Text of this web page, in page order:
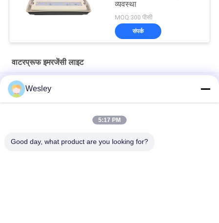
व्यवस्था
MOQ:300 पीसी
संपर्क
वाटरप्रूफ इमरजेंसी लाइट
ऊर्जा बचाने वाली प्लास्टिक वाटरप्रूफ इमरजेंसी लाइट 3 साल की वारंटी के साथ
5W IP65 वाटरप्रूफ एलईडी आपातकालीन बल्कड लाइट 3 साल की वारंटी और
Wesley
5:17 PM
Good day, what product are you looking for?